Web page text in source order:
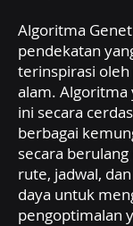
Algoritma
pendekatan
terinspirasi
alam. Algoritma
ini secara
berbagai
secara
rute, jadwal,
daya untuk
pengoptimalan